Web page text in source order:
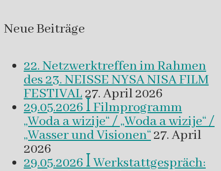
Neue Beiträge
22. Netzwerktreffen im Rahmen
des 23. NEISSE NYSA NISA FILM
FESTIVAL27. April 2026
29.05.2026 ꟾ Filmprogramm
„Woda a wizije“ / „Woda a wizije“ /
„Wasser und Visionen“27. April
2026
29.05.2026 ꟾ Werkstattgespräch: